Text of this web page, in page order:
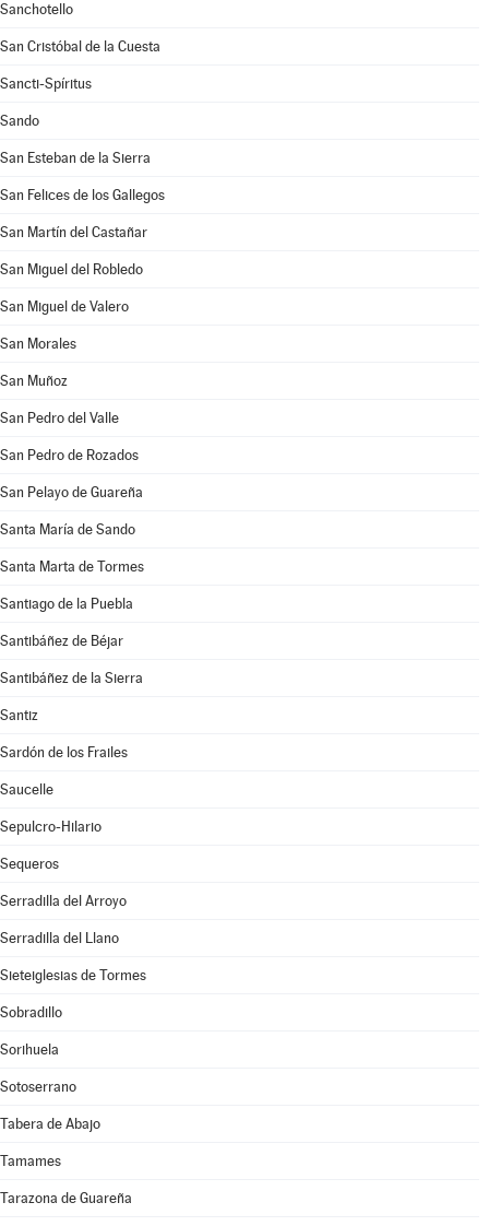
Sanchotello
San Cristóbal de la Cuesta
Sancti-Spíritus
Sando
San Esteban de la Sierra
San Felices de los Gallegos
San Martín del Castañar
San Miguel del Robledo
San Miguel de Valero
San Morales
San Muñoz
San Pedro del Valle
San Pedro de Rozados
San Pelayo de Guareña
Santa María de Sando
Santa Marta de Tormes
Santiago de la Puebla
Santibáñez de Béjar
Santibáñez de la Sierra
Santiz
Sardón de los Frailes
Saucelle
Sepulcro-Hilario
Sequeros
Serradilla del Arroyo
Serradilla del Llano
Sieteiglesias de Tormes
Sobradillo
Sorihuela
Sotoserrano
Tabera de Abajo
Tamames
Tarazona de Guareña